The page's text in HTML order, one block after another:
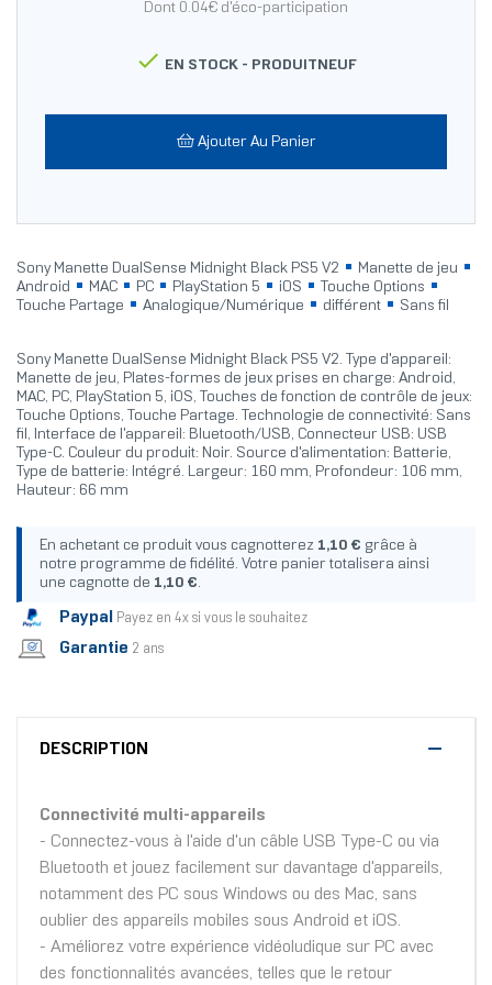
Dont 0.04€ d'éco-participation
 EN STOCK - PRODUITNEUF
Ajouter Au Panier
Sony Manette DualSense Midnight Black PS5 V2
Manette de jeu
Android
MAC PC PlayStation 5 iOS
Touche Options
Touche Partage
Analogique/Numérique différent Sans fil
Sony Manette DualSense Midnight Black PS5 V2. Type d'appareil:
Manette de jeu, Plates-formes de jeux prises en charge: Android,
MAC, PC, PlayStation 5, iOS, Touches de fonction de contrôle de jeux:
Touche Options, Touche Partage. Technologie de connectivité: Sans
fil, Interface de l'appareil: Bluetooth/USB, Connecteur USB: USB
Type-C. Couleur du produit: Noir. Source d'alimentation: Batterie,
Type de batterie: Intégré. Largeur: 160 mm, Profondeur: 106 mm,
Hauteur: 66 mm
En achetant ce produit vous cagnotterez 1,10 € grâce à
notre programme de fidélité. Votre panier totalisera ainsi
une cagnotte de 1,10 €.
Paypal Payez en 4x si vous le souhaitez
Garantie 2 ans
DESCRIPTION
Connectivité multi-appareils
- Connectez-vous à l'aide d'un câble USB Type-C ou via
Bluetooth et jouez facilement sur davantage d'appareils,
notamment des PC sous Windows ou des Mac, sans
oublier des appareils mobiles sous Android et iOS.
- Améliorez votre expérience vidéoludique sur PC avec
des fonctionnalités avancées, telles que le retour